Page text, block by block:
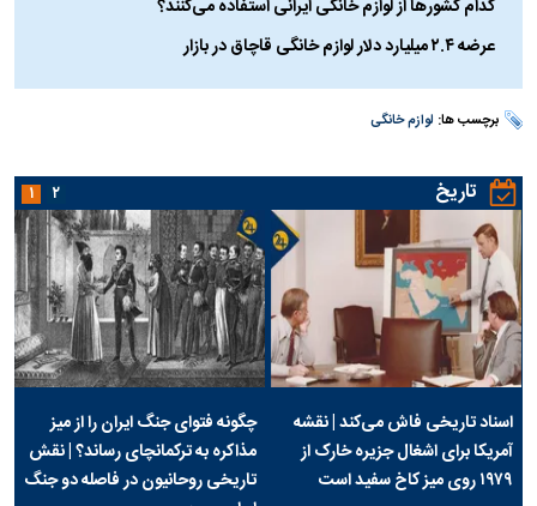
کدام کشور‌ها از لوازم خانگی ایرانی استفاده می‌کنند؟
عرضه ۲.۴ میلیارد دلار لوازم خانگی قاچاق در بازار
برچسب ها: لوازم خانگی
تاریخ
اسناد تاریخی فاش می‌کند | نقشه
آمریکا برای اشغال جزیره خارک از
۱۹۷۹ روی میز کاخ سفید است
چگونه فتوای جنگ ایران را از میز
مذاکره به ترکمانچای رساند؟ | نقش
تاریخی روحانیون در فاصله دو جنگ
۱ ۲